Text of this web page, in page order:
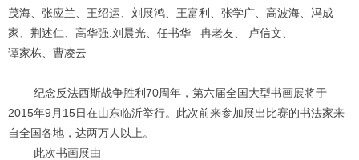
茂海、张应兰、王绍运、刘展鸿、王富利、张学广、高波海、冯成
家、荆述仁、高华强 刘晨光、任书华 冉老友、 卢信文、
谭家栋、曹凌云
纪念反法西斯战争胜利70周年，第六届全国大型书画展将于
2015年9 月 15日在山东临沂举行。此次前来参加展出比赛的书法家来
自全国各地，达两万人以上。
此次书画展由